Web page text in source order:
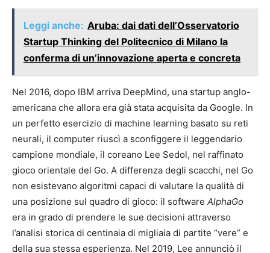
Leggi anche: Aruba: dai dati dell’Osservatorio
Startup Thinking del Politecnico di Milano la
conferma di un’innovazione aperta e concreta
Nel 2016, dopo IBM arriva DeepMind, una startup anglo-
americana che allora era già stata acquisita da Google. In
un perfetto esercizio di machine learning basato su reti
neurali, il computer riuscì a sconfiggere il leggendario
campione mondiale, il coreano Lee Sedol, nel raffinato
gioco orientale del Go. A differenza degli scacchi, nel Go
non esistevano algoritmi capaci di valutare la qualità di
una posizione sul quadro di gioco: il software AlphaGo
era in grado di prendere le sue decisioni attraverso
l’analisi storica di centinaia di migliaia di partite “vere” e
della sua stessa esperienza. Nel 2019, Lee annunciò il